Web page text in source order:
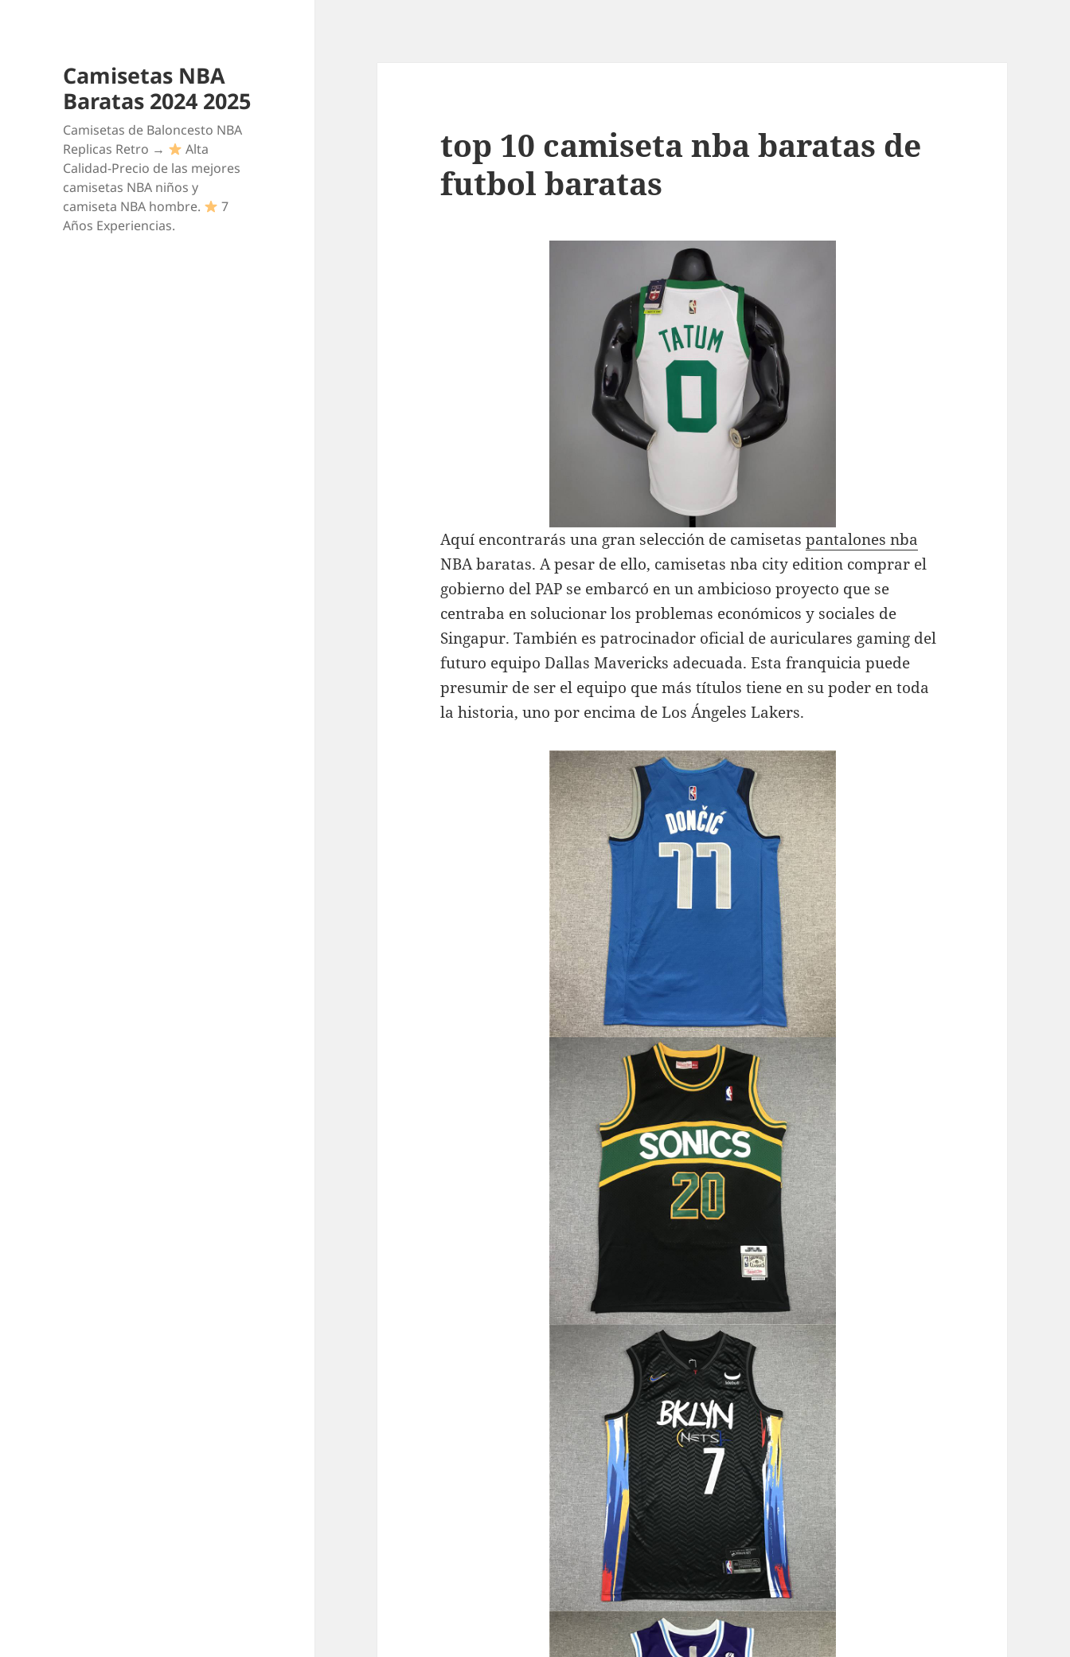
Camisetas NBA
Baratas 2024 2025
Camisetas de Baloncesto NBA
Replicas Retro →
Alta
Calidad-Precio de las mejores
camisetas NBA niños y
camiseta NBA hombre.
7
Años Experiencias.
top 10 camiseta nba baratas de
futbol baratas
Aquí encontrarás una gran selección de camisetaspantalones nba
NBA baratas. A pesar de ello, camisetas nba city edition comprar el
gobierno del PAP se embarcó en un ambicioso proyecto que se
centraba en solucionar los problemas económicos y sociales de
Singapur. También es patrocinador oficial de auriculares gaming del
futuro equipo Dallas Mavericks adecuada. Esta franquicia puede
presumir de ser el equipo que más títulos tiene en su poder en toda
la historia, uno por encima de Los Ángeles Lakers.